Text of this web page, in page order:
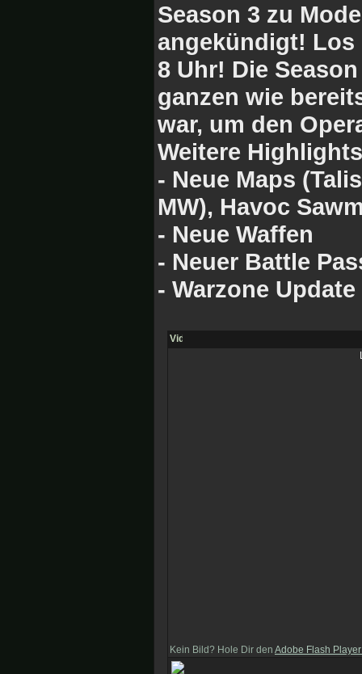
Season 3 zu
angekündigt! Los
8 Uhr! Die
ganzen wie
war, um den
Weitere
- Neue Maps
MW), Havoc
- Neue Waffen
- Neuer Battle
- Warzone
Kein Bild? Hole Dir den Adobe Flash